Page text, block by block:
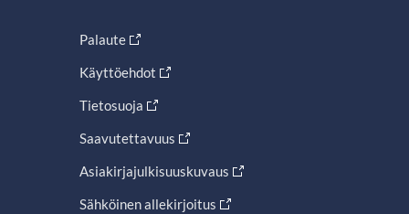
Palaute
Käyttöehdot
Tietosuoja
Saavutettavuus
Asiakirjajulkisuuskuvaus
Sähköinen allekirjoitus